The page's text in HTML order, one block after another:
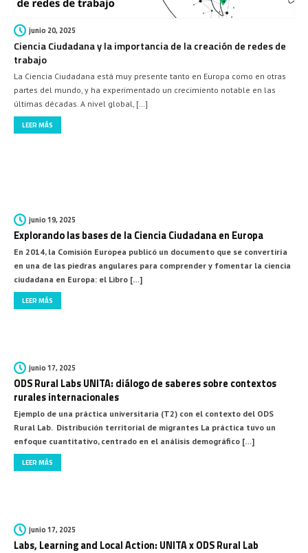
junio 20, 2025
Ciencia Ciudadana y la importancia de la creación de redes de
trabajo
La Ciencia Ciudadana está muy presente tanto en Europa como en otras
partes del mundo, y ha experimentado un crecimiento notable en las
últimas décadas. A nivel global, […]
junio 19, 2025
Explorando las bases de la Ciencia Ciudadana en Europa
En 2014, la Comisión Europea publicó un documento que se convertiría
en una de las piedras angulares para comprender y fomentar la ciencia
ciudadana en Europa: el Libro […]
junio 17, 2025
ODS Rural Labs UNITA: diálogo de saberes sobre contextos
rurales internacionales
Ejemplo de una práctica universitaria (T2) con el contexto del ODS
Rural Lab. Distribución territorial de migrantes La práctica tuvo un
enfoque cuantitativo, centrado en el análisis demográfico […]